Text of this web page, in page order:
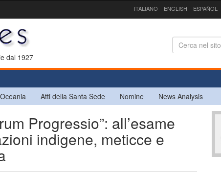
ITALIANO ENGLISH ESPAÑOL
dal 1927
Oceania Atti della Santa Sede Nomine News Analysis
Progressio”: all’esame
indigene, meticce e